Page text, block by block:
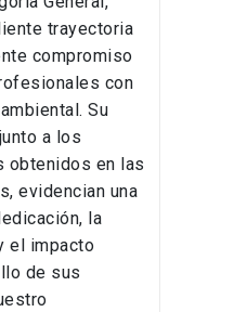
trayectoria
compromiso
con
Su
a los
obtenidos en las
evidencian una
la
el impacto
de sus